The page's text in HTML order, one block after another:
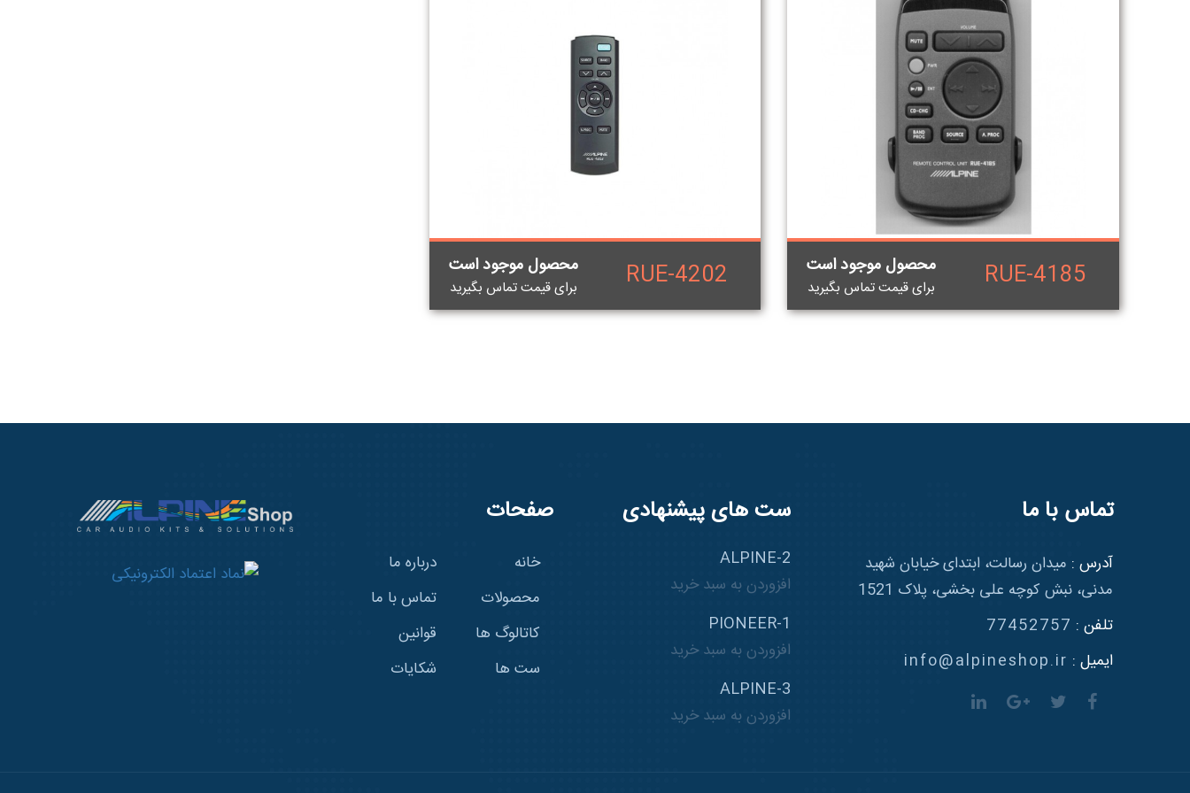
RUE-4185 محصول موجود است
برای قيمت تماس بگيريد RUE-4202 محصول موجود است
برای قيمت تماس بگيريد
صفحات
خانه
محصولات
کاتالوگ ها
ست ها
درباره ما
تماس با ما
قوانین
شکایات
ست های پیشنهادی
ALPINE-2
افزوردن به سبد خرید
PIONEER-1
افزوردن به سبد خرید
ALPINE-3
افزوردن به سبد خرید
تماس با ما
آدرس : میدان رسالت، ابتدای خیابان شهید
مدنی، نبش کوچه علی بخشی، پلاک 1521
تلفن : 77452757
ایمیل : info@alpineshop.ir